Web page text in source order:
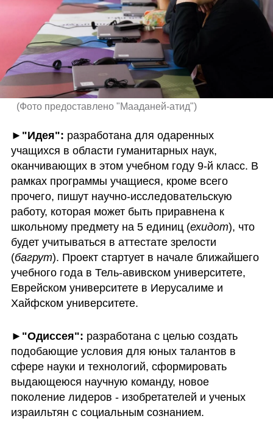
(Фото предоставлено "Мааданей-атид")
► "Идея": разработана для одаренных
учащихся в области гуманитарных наук,
оканчивающих в этом учебном году 9-й класс. В
рамках программы учащиеся, кроме всего
прочего, пишут научно-исследовательскую
работу, которая может быть приравнена к
школьному предмету на 5 единиц (ехидот), что
будет учитываться в аттестате зрелости
(багрут). Проект стартует в начале ближайшего
учебного года в Тель-авивском университете,
Еврейском университете в Иерусалиме и
Хайфском университете.
►"Одиссея": разработана с целью создать
подобающие условия для юных талантов в
сфере науки и технологий, сформировать
выдающеюся научную команду, новое
поколение лидеров - изобретателей и ученых
израильтян с социальным сознанием.